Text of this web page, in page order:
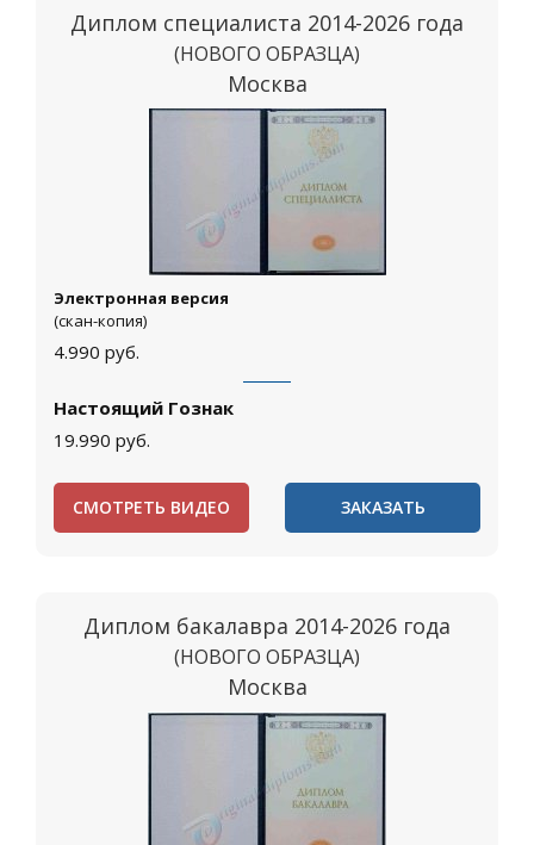
Диплом специалиста 2014-2026 года
(НОВОГО ОБРАЗЦА)
Москва
Электронная версия
(скан-копия)
4.990 руб.
Настоящий Гознак
19.990 руб.
СМОТРЕТЬ ВИДЕО ЗАКАЗАТЬ
Диплом бакалавра 2014-2026 года
(НОВОГО ОБРАЗЦА)
Москва